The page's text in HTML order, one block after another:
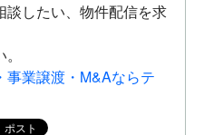
談したい、物件配信を求
業譲渡・M&Aならテ